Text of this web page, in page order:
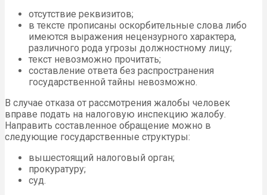
отсутствие реквизитов;
в тексте прописаны оскорбительные слова либо
имеются выражения нецензурного характера,
различного рода угрозы должностному лицу;
текст невозможно прочитать;
составление ответа без распространения
государственной тайны невозможно.
В случае отказа от рассмотрения жалобы человек
вправе подать на налоговую инспекцию жалобу.
Направить составленное обращение можно в
следующие государственные структуры:
вышестоящий налоговый орган;
прокуратуру;
суд.